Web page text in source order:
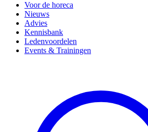
Voor de horeca
Nieuws
Advies
Kennisbank
Ledenvoordelen
Events & Trainingen